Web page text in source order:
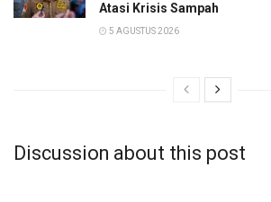
Atasi Krisis Sampah
5 AGUSTUS 2026
Discussion about this post